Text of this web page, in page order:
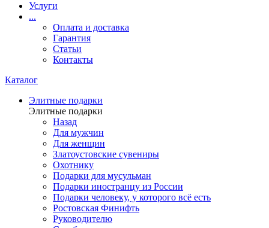
Услуги
...
Оплата и доставка
Гарантия
Статьи
Контакты
Каталог
Элитные подарки
Элитные подарки
Назад
Для мужчин
Для женщин
Златоустовские сувениры
Охотнику
Подарки для мусульман
Подарки иностранцу из России
Подарки человеку, у которого всё есть
Ростовская Финифть
Руководителю